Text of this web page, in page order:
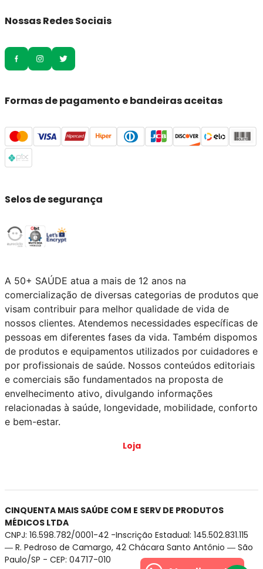
Nossas Redes Sociais
Formas de pagamento e bandeiras aceitas
Selos de segurança
A 50+ SAÚDE atua a mais de 12 anos na
comercialização de diversas categorias de produtos que
visam contribuir para melhor qualidade de vida de
nossos clientes. Atendemos necessidades específicas de
pessoas em diferentes fases da vida. Também dispomos
de produtos e equipamentos utilizados por cuidadores e
por profissionais de saúde. Nossos conteúdos editoriais
e comerciais são fundamentados na proposta de
envelhecimento ativo, divulgando informações
relacionadas à saúde, longevidade, mobilidade, conforto
e bem-estar.
Loja
CINQUENTA MAIS SAÚDE COM E SERV DE PRODUTOS
MÉDICOS LTDA
CNPJ: 16.598.782/0001-42 -Inscrição Estadual: 145.502.831.115
― R. Pedroso de Camargo, 42 Chácara Santo Antônio ― São
Paulo/SP - CEP: 04717-010